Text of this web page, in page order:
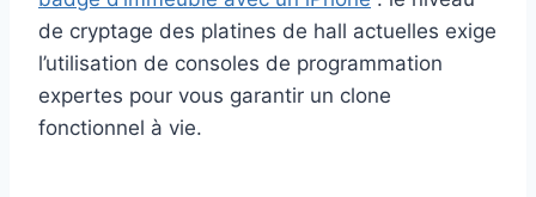
de cryptage des platines de hall actuelles exige
l’utilisation de consoles de programmation
expertes pour vous garantir un clone
fonctionnel à vie.